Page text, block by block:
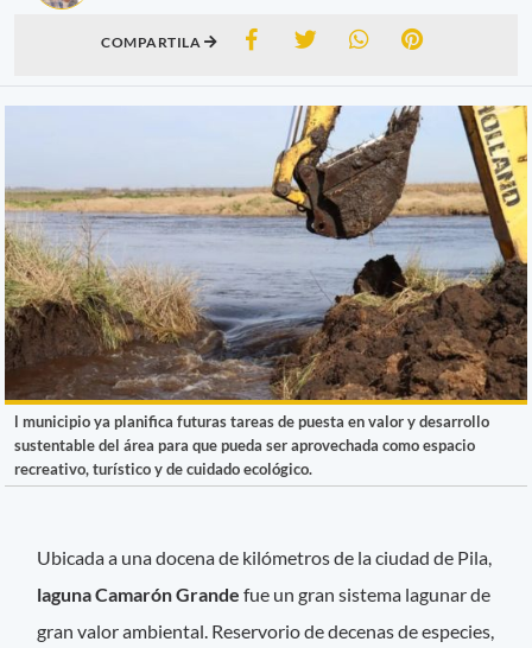
COMPARTILA
l municipio ya planifica futuras tareas de puesta en valor y desarrollo
sustentable del área para que pueda ser aprovechada como espacio
recreativo, turístico y de cuidado ecológico.
Ubicada a una docena de kilómetros de la ciudad de Pila,
laguna Camarón Grande fue un gran sistema lagunar de
gran valor ambiental. Reservorio de decenas de especies,